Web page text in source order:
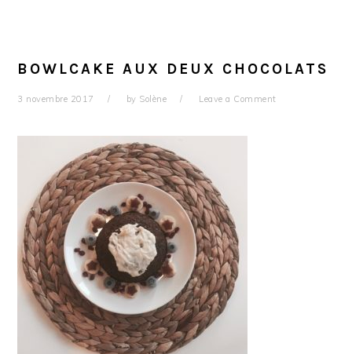
BOWLCAKE AUX DEUX CHOCOLATS
3 novembre 2017 by Solène Leave a Comment